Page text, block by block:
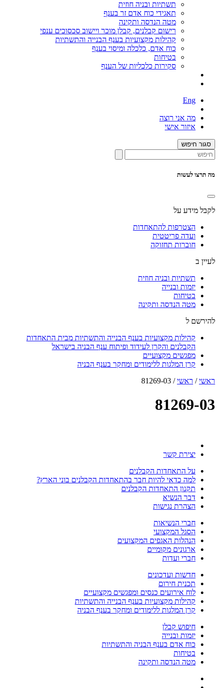
תשתיות ובניה חוזית
תאגידי כוח אדם זר בענף
מטה הנדסה ותקינה
רישום קבלנים, קבלן מוכר ויישוב סכסוכים ענפי
קהילות מקצועיות בענף הבנייה והתשתיות
כוח אדם, כלכלה ומיסוי בענף
בטיחות
סקירות כלכליות של הענף
Eng
מה אני רוצה
איזור אישי
סגור חיפוש
מה תרצו לעשות
לקבל מידע על
הצטרפות להתאחדות
ועדה פריטטית
חוברות תחזוקה
לעיין ב
תשתיות ובניה חוזית
יזמות ובנייה
בטיחות
מטה הנדסה ותקינה
להירשם ל
קהילות מקצועיות בענף הבנייה והתשתיות מבית התאחדות
הקבלנים והקרן לעידוד ופיתוח ענף הבניה בישראל
מפגשים מקצועיים
קרן המלגות ללימודים ומחקר בענף הבניה
ראשי/ ראשי/
81269-03
81269-03
יצירת קשר
על התאחדות הקבלנים
למה כדאי להיות חבר בהתאחדות הקבלנים בוני הארץ?
תקנון התאחדות הקבלנים
דבר הנשיא
הצהרת נגישות
חברי הנשיאות
הסגל המקצועי
הנהלות האגפים המקצועים
ארגונים מקומיים
חברי ועדות
חדשות ועדכונים
תכנית חירום
לוח אירועים כנסים ומפגשים מקצועיים
קהילות מקצועיות בענף הבנייה והתשתיות
קרן המלגות ללימודים ומחקר בענף הבניה
חיפוש קבלן
יזמות ובנייה
כוח אדם בענף הבניה והתשתיות
בטיחות
מטה הנדסה ותקינה